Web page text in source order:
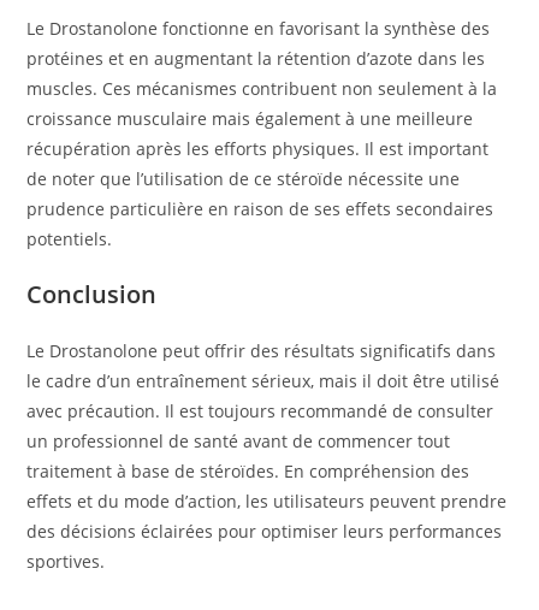
Le Drostanolone fonctionne en favorisant la synthèse des
protéines et en augmentant la rétention d’azote dans les
muscles. Ces mécanismes contribuent non seulement à la
croissance musculaire mais également à une meilleure
récupération après les efforts physiques. Il est important
de noter que l’utilisation de ce stéroïde nécessite une
prudence particulière en raison de ses effets secondaires
potentiels.
Conclusion
Le Drostanolone peut offrir des résultats significatifs dans
le cadre d’un entraînement sérieux, mais il doit être utilisé
avec précaution. Il est toujours recommandé de consulter
un professionnel de santé avant de commencer tout
traitement à base de stéroïdes. En compréhension des
effets et du mode d’action, les utilisateurs peuvent prendre
des décisions éclairées pour optimiser leurs performances
sportives.